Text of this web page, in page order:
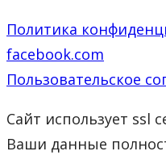
Политика
facebook.com
Пользовательское
Сайт использует ssl
Ваши данные